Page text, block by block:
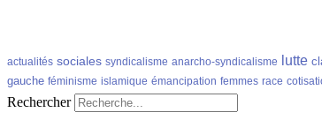
actualités sociales syndicalisme anarcho-syndicalisme lutte
gauche féminisme islamique émancipation femmes race
Rechercher